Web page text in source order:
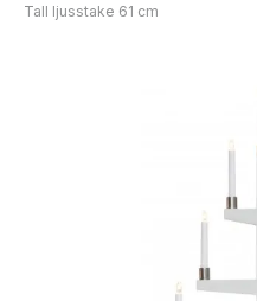
Tall ljusstake 61 cm